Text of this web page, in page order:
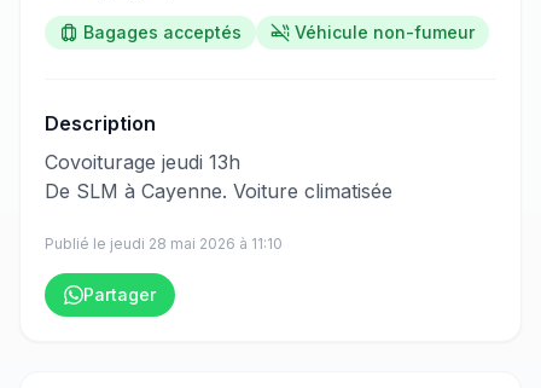
Bagages acceptés Véhicule non-fumeur
Description
​‌​‍​‌‌​​​‌‌​‌‌​‌‌​‌​‌‌‌​​​​​‌‌‌​​​​​‌‌​‌​‌‌​‌‌​‌‌​​​‌‌‌‌​​‌​‌‌‌‌​​‌​​‌‌​‌​​​​‌‌​​​​​​‌‌​​​​​​‌‌​​​​​‌‌‌‌​‌​​‌‌​‌​‌​​‌‌‌​‌​‌​​‌‌​​​​​​‌‌​‌​​​​‌‌‌​​​​‌‌‌‌​​​​‌‌​​​​‌​‌‌​‌​​‌​‌‌‌‌​​‌​‌‌‌‌​​‌​​‌‌​‌‌‌​‌‌​‌‌​‌‍Covoiturage jeudi 13h
De SLM à Cayenne. Voiture climatisée
Publié le jeudi 28 mai 2026 à 11:10
Partager